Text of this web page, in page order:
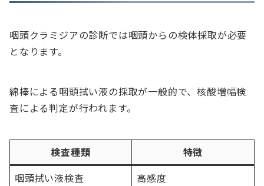
咽頭クラミジアの診断では咽頭からの検体採取が必要
となります。
綿棒による咽頭拭い液の採取が一般的で、核酸増幅検
査による判定が行われます。
検査種類
特徴
咽頭拭い液検査
高感度